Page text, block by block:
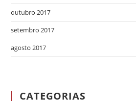
outubro 2017
setembro 2017
agosto 2017
CATEGORIAS